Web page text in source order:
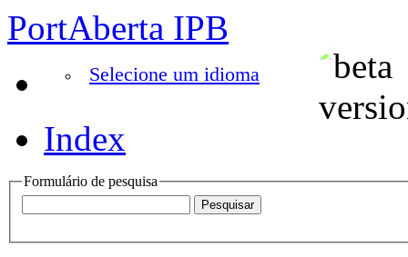
PortAberta IPB
Selecione um idioma
Index
Formulário de pesquisa